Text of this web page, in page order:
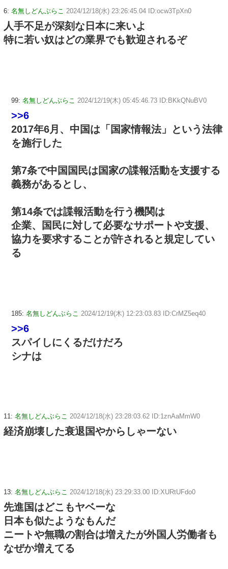
6: 名無しどんぶらこ 2024/12/18(水) 23:26:45.04 ID:ocw3TpXn0
人手不足が深刻な日本に来いよ
特に若い奴はどの業界でも歓迎されるぞ
99: 名無しどんぶらこ 2024/12/19(木) 05:45:46.73 ID:BKkQNuBV0
>>6
2017年6月、中国は「国家情報法」という法律
を施行した
第7条で中国国民は国家の諜報活動を支援する
義務があるとし、
第14条では諜報活動を行う機関は
企業、国民に対して必要なサポートや支援、
協力を要求することが許されると規定してい
る
185: 名無しどんぶらこ 2024/12/19(木) 12:23:03.83 ID:CrMZ5eq40
>>6
スパイしにくるだけだろ
シナは
11: 名無しどんぶらこ 2024/12/18(水) 23:28:03.62 ID:1znAaMmW0
経済崩壊した衰退国やからしゃーない
13: 名無しどんぶらこ 2024/12/18(水) 23:29:33.00 ID:XURtUFdo0
先進国はどこもヤベーな
日本も似たようなもんだ
ニートや無職の割合は増えたが外国人労働者も
なぜか増えてる